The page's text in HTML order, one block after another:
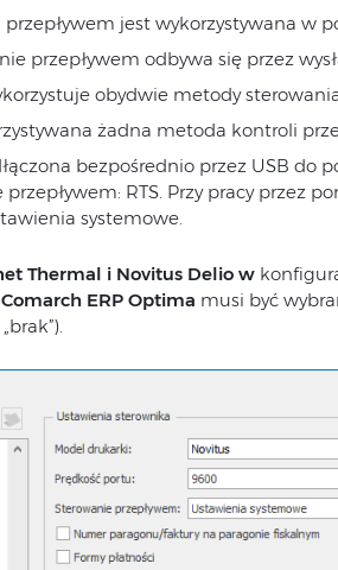
jest wykorzystywana w
przepływem odbywa się przez
obydwie metody
żadna metoda kontroli
bezpośrednio przez USB do
RTS. Przy pracy przez
systemowe.
Thermal i Novitus Delio w
Comarch ERP Optima musi być